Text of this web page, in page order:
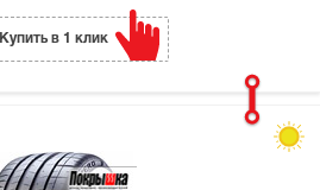
Купить в 1 клик